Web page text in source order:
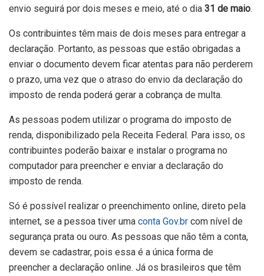
envio seguirá por dois meses e meio, até o dia 31 de maio.
Os contribuintes têm mais de dois meses para entregar a
declaração. Portanto, as pessoas que estão obrigadas a
enviar o documento devem ficar atentas para não perderem
o prazo, uma vez que o atraso do envio da declaração do
imposto de renda poderá gerar a cobrança de multa.
As pessoas podem utilizar o programa do imposto de
renda, disponibilizado pela Receita Federal. Para isso, os
contribuintes poderão baixar e instalar o programa no
computador para preencher e enviar a declaração do
imposto de renda.
Só é possível realizar o preenchimento online, direto pela
internet, se a pessoa tiver uma conta Gov.br com nível de
segurança prata ou ouro. As pessoas que não têm a conta,
devem se cadastrar, pois essa é a única forma de
preencher a declaração online. Já os brasileiros que têm